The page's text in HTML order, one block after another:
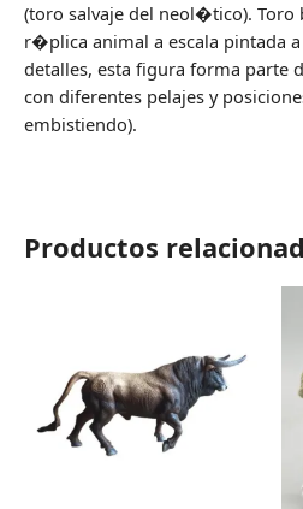
(toro salvaje del neol�tico). Toro
r�plica animal a escala pintada
detalles, esta figura forma parte
con diferentes pelajes y
embistiendo).
Productos